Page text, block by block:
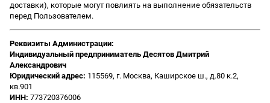
доставки), которые могут повлиять на выполнение обязательств
перед Пользователем.
Реквизиты Администрации:
Индивидуальный предприниматель Десятов Дмитрий
Александрович
Юридический адрес: 115569, г. Москва, Каширское ш., д.80 к.2,
кв.901
ИНН: 773720376006